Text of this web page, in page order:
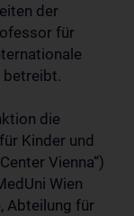
der
für
betreibt.
die
Kinder und
Vienna“)
Wien
Abteilung für